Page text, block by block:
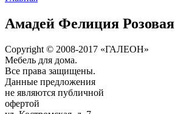
Амадей Фелиция Розовая
Copyright © 2008-2017 «ГАЛЕОН»
Мебель для дома.
Все права защищены.
Данные предложения
не являются публичной
офертой